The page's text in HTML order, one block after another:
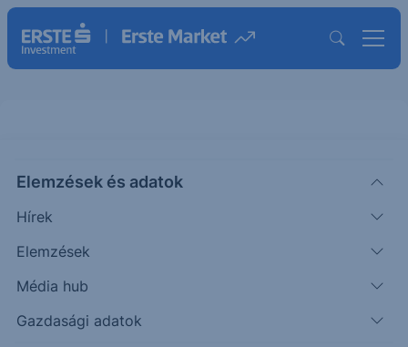
Elemzések és adatok
Hírek
Elemzések
Média hub
Gazdasági adatok
ARVL()
Arrival Ord Shs
1.78
Időpont: 22.05.31. 22:00
Előző záró:
1.78